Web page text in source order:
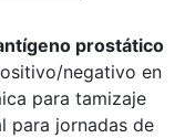
prostático
negativo en
para tamizaje
para jornadas de